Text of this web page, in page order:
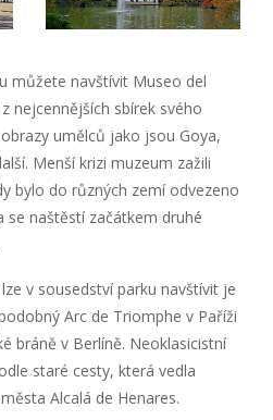
můžete navštívit Museo del
nejcennějších sbírek svého
umělců jako jsou Goya,
Menší krizi muzeum zažili
bylo do různých zemí odvezeno
naštěstí začátkem druhé
v sousedství parku navštívit je
Arc de Triomphe v Paříži
bráně v Berlíně. Neoklasicistní
staré cesty, která vedla
Alcalá de Henares.